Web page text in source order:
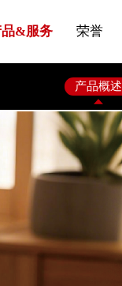
品&服务 荣誉
产品概述